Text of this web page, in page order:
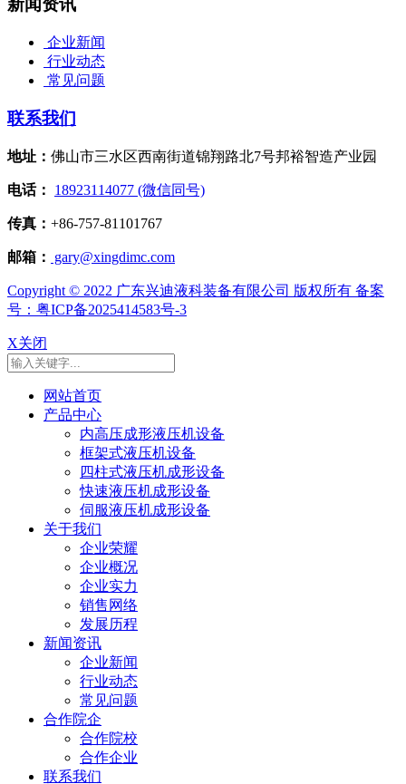
新闻资讯
企业新闻
行业动态
常见问题
联系我们
地址： 佛山市三水区西南街道锦翔路北7号邦裕智造产业园
电话： 18923114077 (微信同号)
传真： +86-757-81101767
邮箱： gary@xingdimc.com
Copyright © 2022 广东兴迪液科装备有限公司 版权所有 备案
号：粤ICP备2025414583号-3
X关闭
网站首页
产品中心
内高压成形液压机设备
框架式液压机设备
四柱式液压机成形设备
快速液压机成形设备
伺服液压机成形设备
关于我们
企业荣耀
企业概况
企业实力
销售网络
发展历程
新闻资讯
企业新闻
行业动态
常见问题
合作院企
合作院校
合作企业
联系我们